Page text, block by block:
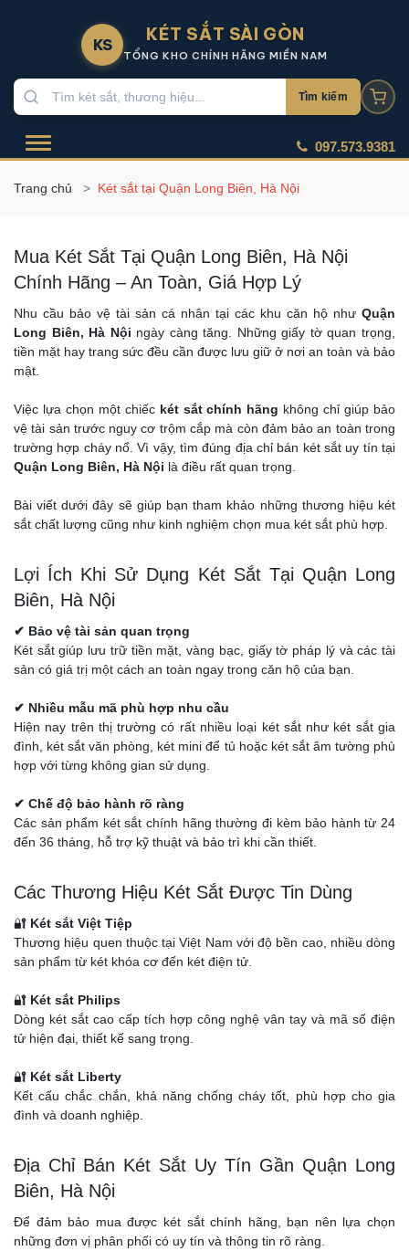
KS KÉT SẮT SÀI GÒN
TỔNG KHO CHÍNH HÃNG MIỀN NAM
Tìm kiếm
097.573.9381
Trang chủ Két sắt tại Quận Long Biên, Hà Nội
Mua Két Sắt Tại Quận Long Biên, Hà Nội
Chính Hãng – An Toàn, Giá Hợp Lý
Nhu cầu bảo vệ tài sản cá nhân tại các khu căn hộ như Quận
Long Biên, Hà Nội ngày càng tăng. Những giấy tờ quan trọng,
tiền mặt hay trang sức đều cần được lưu giữ ở nơi an toàn và bảo
mật.
Việc lựa chọn một chiếc két sắt chính hãng không chỉ giúp bảo
vệ tài sản trước nguy cơ trộm cắp mà còn đảm bảo an toàn trong
trường hợp cháy nổ. Vì vậy, tìm đúng địa chỉ bán két sắt uy tín tại
Quận Long Biên, Hà Nội là điều rất quan trọng.
Bài viết dưới đây sẽ giúp bạn tham khảo những thương hiệu két
sắt chất lượng cũng như kinh nghiệm chọn mua két sắt phù hợp.
Lợi Ích Khi Sử Dụng Két Sắt Tại Quận Long
Biên, Hà Nội
✔ Bảo vệ tài sản quan trọng
Két sắt giúp lưu trữ tiền mặt, vàng bạc, giấy tờ pháp lý và các tài
sản có giá trị một cách an toàn ngay trong căn hộ của bạn.
✔ Nhiều mẫu mã phù hợp nhu cầu
Hiện nay trên thị trường có rất nhiều loại két sắt như két sắt gia
đình, két sắt văn phòng, két mini để tủ hoặc két sắt âm tường phù
hợp với từng không gian sử dụng.
✔ Chế độ bảo hành rõ ràng
Các sản phẩm két sắt chính hãng thường đi kèm bảo hành từ 24
đến 36 tháng, hỗ trợ kỹ thuật và bảo trì khi cần thiết.
Các Thương Hiệu Két Sắt Được Tin Dùng
🔐 Két sắt Việt Tiệp
Thương hiệu quen thuộc tại Việt Nam với độ bền cao, nhiều dòng
sản phẩm từ két khóa cơ đến két điện tử.
🔐 Két sắt Philips
Dòng két sắt cao cấp tích hợp công nghệ vân tay và mã số điện
tử hiện đại, thiết kế sang trọng.
🔐 Két sắt Liberty
Kết cấu chắc chắn, khả năng chống cháy tốt, phù hợp cho gia
đình và doanh nghiệp.
Địa Chỉ Bán Két Sắt Uy Tín Gần Quận Long
Biên, Hà Nội
Để đảm bảo mua được két sắt chính hãng, bạn nên lựa chọn
những đơn vị phân phối có uy tín và thông tin rõ ràng.